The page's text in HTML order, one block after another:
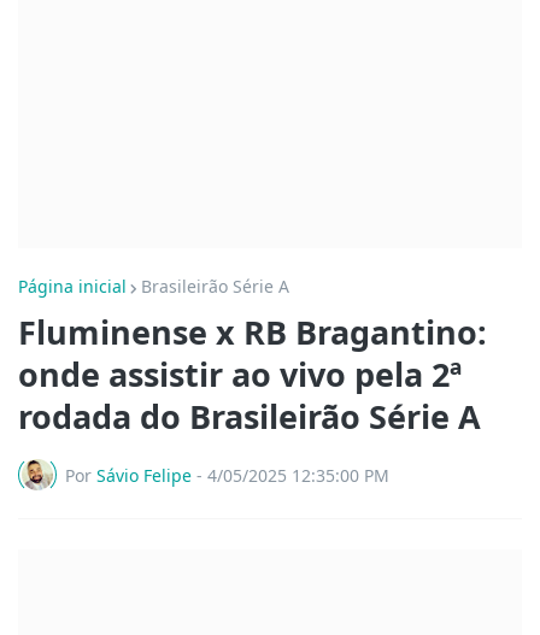
Página inicial Brasileirão Série A
Fluminense x RB Bragantino:
onde assistir ao vivo pela 2ª
rodada do Brasileirão Série A
Por Sávio Felipe - 4/05/2025 12:35:00 PM